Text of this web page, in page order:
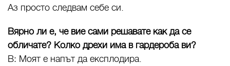
Аз просто следвам себе си.
Вярно ли е, че вие сами решавате как да се
обличате? Колко дрехи има в гардероба ви?
В: Моят е напът да експлодира.